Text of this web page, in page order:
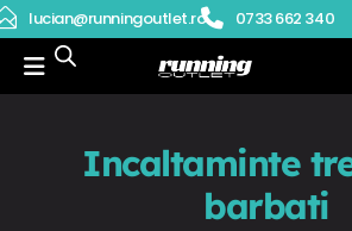
lucian@runningoutlet.ro 0733 662 340
Incaltaminte
barbati